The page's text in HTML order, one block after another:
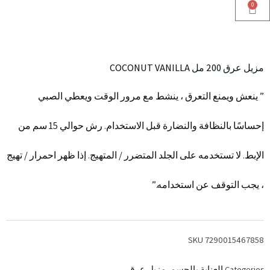
0
Cart
مزيل عرق 200 مل COCONUT VANILLA
” ينعش ويمنع التعرق ، ينشط مع مرور الوقت ويعطي الصبي
إحساسًا بالنظافة والنضارة قبل الاستخدام. رش حوالي 15 سم من
الإبط. لا تستخدمه على الجلد المتضرر / المتهيج. إذا ظهر احمرار / تهيج
، يجب التوقف عن استخدامه.”
SKU 7290015467858